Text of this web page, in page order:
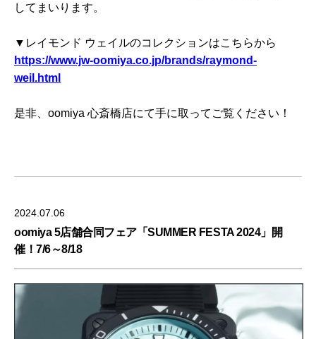
してまいります。
▼レイモンド ウェイルのコレクションはこちらから
https://www.jw-oomiya.co.jp/brands/raymond-
weil.html
是非、oomiya 心斎橋店にて手に取ってご覧ください！
2024.07.06
oomiya 5店舗合同フェア「SUMMER FESTA 2024」開
催！7/6～8/18